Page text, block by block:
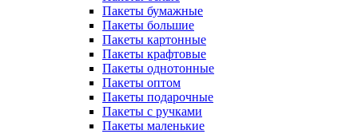
Пакеты бумажные
Пакеты большие
Пакеты картонные
Пакеты крафтовые
Пакеты однотонные
Пакеты оптом
Пакеты подарочные
Пакеты с ручками
Пакеты маленькие